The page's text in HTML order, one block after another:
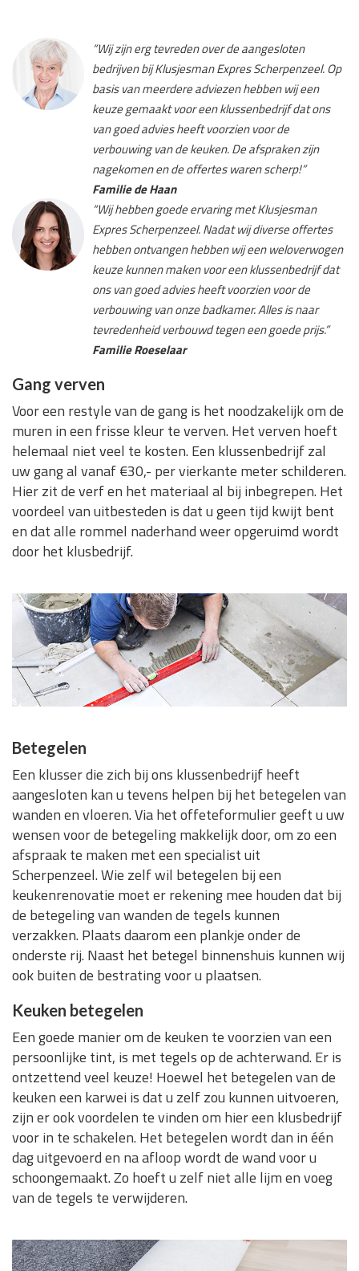
“Wij zijn erg tevreden over de aangesloten
bedrijven bij Klusjesman Expres Scherpenzeel. Op
basis van meerdere adviezen hebben wij een
keuze gemaakt voor een klussenbedrijf dat ons
van goed advies heeft voorzien voor de
verbouwing van de keuken. De afspraken zijn
nagekomen en de offertes waren scherp!”
Familie de Haan
“Wij hebben goede ervaring met Klusjesman
Expres Scherpenzeel. Nadat wij diverse offertes
hebben ontvangen hebben wij een weloverwogen
keuze kunnen maken voor een klussenbedrijf dat
ons van goed advies heeft voorzien voor de
verbouwing van onze badkamer. Alles is naar
tevredenheid verbouwd tegen een goede prijs.”
Familie Roeselaar
Gang verven
Voor een restyle van de gang is het noodzakelijk om de
muren in een frisse kleur te verven. Het verven hoeft
helemaal niet veel te kosten. Een klussenbedrijf zal
uw gang al vanaf €30,- per vierkante meter schilderen.
Hier zit de verf en het materiaal al bij inbegrepen. Het
voordeel van uitbesteden is dat u geen tijd kwijt bent
en dat alle rommel naderhand weer opgeruimd wordt
door het klusbedrijf.
Betegelen
Een klusser die zich bij ons klussenbedrijf heeft
aangesloten kan u tevens helpen bij het betegelen van
wanden en vloeren. Via het offeteformulier geeft u uw
wensen voor de betegeling makkelijk door, om zo een
afspraak te maken met een specialist uit
Scherpenzeel. Wie zelf wil betegelen bij een
keukenrenovatie moet er rekening mee houden dat bij
de betegeling van wanden de tegels kunnen
verzakken. Plaats daarom een plankje onder de
onderste rij. Naast het betegel binnenshuis kunnen wij
ook buiten de bestrating voor u plaatsen.
Keuken betegelen
Een goede manier om de keuken te voorzien van een
persoonlijke tint, is met tegels op de achterwand. Er is
ontzettend veel keuze! Hoewel het betegelen van de
keuken een karwei is dat u zelf zou kunnen uitvoeren,
zijn er ook voordelen te vinden om hier een klusbedrijf
voor in te schakelen. Het betegelen wordt dan in één
dag uitgevoerd en na afloop wordt de wand voor u
schoongemaakt. Zo hoeft u zelf niet alle lijm en voeg
van de tegels te verwijderen.